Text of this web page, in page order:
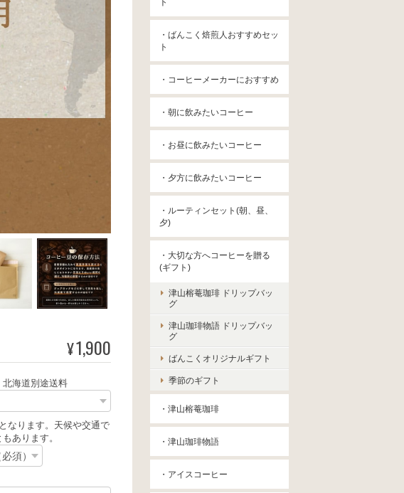
¥1,900
北海道別途送料
なります。天候や交通で
あります。
ト
・ばんこく焙煎人おすすめセッ
ト
・コーヒーメーカーにおすすめ
・朝に飲みたいコーヒー
・お昼に飲みたいコーヒー
・夕方に飲みたいコーヒー
・ルーティンセット(朝、昼、
夕)
・大切な方へコーヒーを贈る
(ギフト)
津山榕菴珈琲 ドリップバッ
グ
津山珈琲物語 ドリップバッ
グ
ばんこくオリジナルギフト
季節のギフト
・津山榕菴珈琲
・津山珈琲物語
・アイスコーヒー